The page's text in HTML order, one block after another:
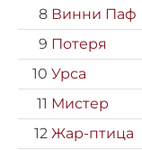
8 Винни Паф
9 Потеря
10 Урса
11 Мистер
12 Жар-птица